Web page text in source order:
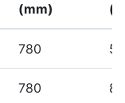
(mm)
780
780